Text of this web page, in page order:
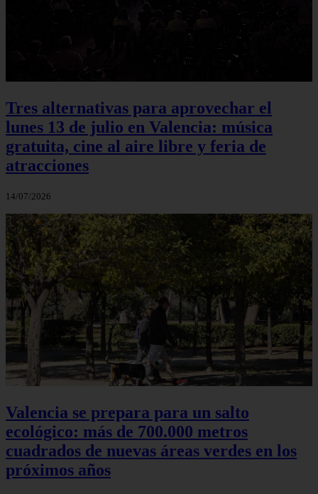
Tres alternativas para aprovechar el
lunes 13 de julio en Valencia: música
gratuita, cine al aire libre y feria de
atracciones
14/07/2026
Valencia se prepara para un salto
ecológico: más de 700.000 metros
cuadrados de nuevas áreas verdes en los
próximos años